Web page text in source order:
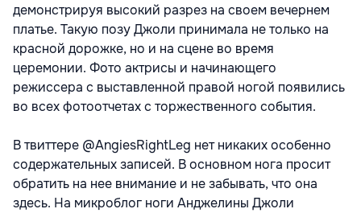
демонстрируя высокий разрез на своем вечернем
платье. Такую позу Джоли принимала не только на
красной дорожке, но и на сцене во время
церемонии. Фото актрисы и начинающего
режиссера с выставленной правой ногой появились
во всех фотоотчетах с торжественного события.
В твиттере @AngiesRightLeg нет никаких особенно
содержательных записей. В основном нога просит
обратить на нее внимание и не забывать, что она
здесь. На микроблог ноги Анджелины Джоли